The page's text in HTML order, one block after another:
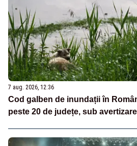
7 aug. 2026, 12:36
Cod galben de inundații în
peste 20 de județe, sub